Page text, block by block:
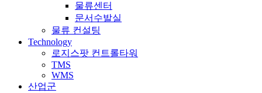
물류센터
문서수발실
물류 컨설팅
Technology
로지스팟 컨트롤타워
TMS
WMS
산업군